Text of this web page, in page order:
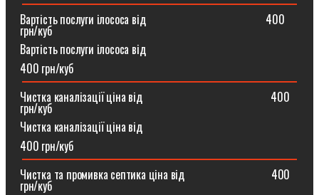
Вартість послуги ілососа від ⠀⠀⠀⠀⠀⠀⠀⠀⠀⠀⠀⠀⠀⠀400
грн/куб
Вартість послуги ілососа від
400 грн/куб
Чистка каналізації ціна від ⠀⠀⠀⠀⠀⠀⠀⠀⠀⠀⠀⠀⠀⠀⠀400
грн/куб
Чистка каналізації ціна від
400 грн/куб
Чистка та промивка септика ціна від ⠀⠀⠀⠀⠀⠀⠀⠀⠀⠀400
грн/куб